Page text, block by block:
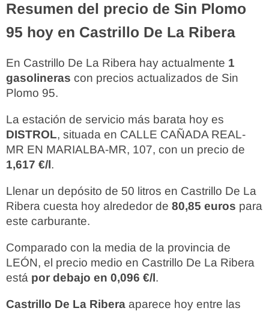
Resumen del precio de Sin Plomo
95 hoy en Castrillo De La Ribera
En Castrillo De La Ribera hay actualmente 1
gasolineras con precios actualizados de Sin
Plomo 95.
La estación de servicio más barata hoy es
DISTROL, situada en CALLE CAÑADA REAL-
MR EN MARIALBA-MR, 107, con un precio de
1,617 €/l.
Llenar un depósito de 50 litros en Castrillo De La
Ribera cuesta hoy alrededor de 80,85 euros para
este carburante.
Comparado con la media de la provincia de
LEÓN, el precio medio en Castrillo De La Ribera
está por debajo en 0,096 €/l.
Castrillo De La Ribera aparece hoy entre las